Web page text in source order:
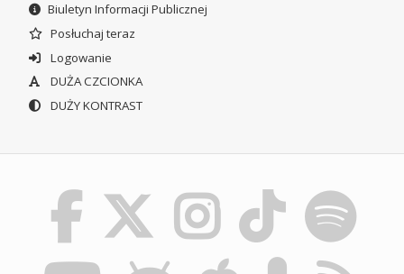
Biuletyn Informacji Publicznej
Posłuchaj teraz
Logowanie
DUŻA CZCIONKA
DUŻY KONTRAST